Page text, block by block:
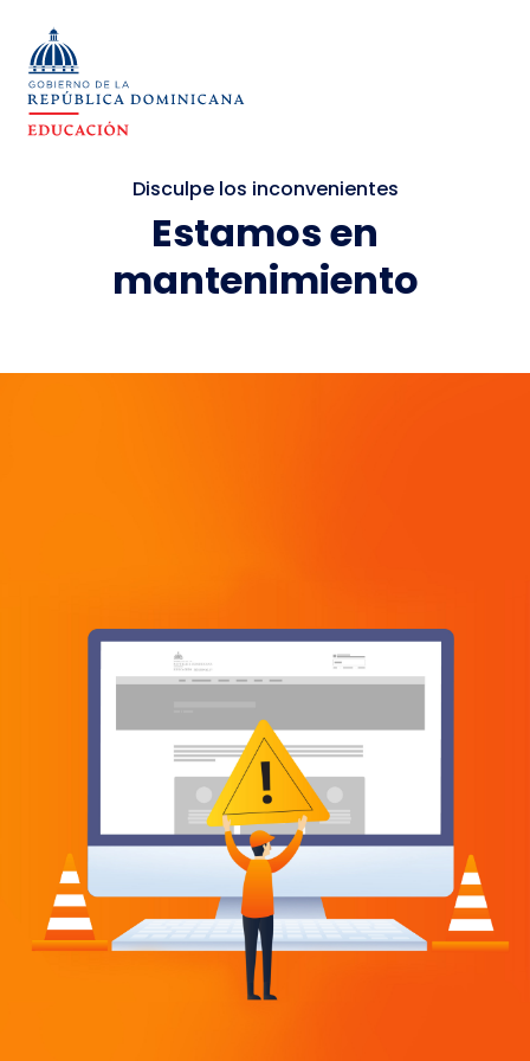
Disculpe los inconvenientes
Estamos en
mantenimiento